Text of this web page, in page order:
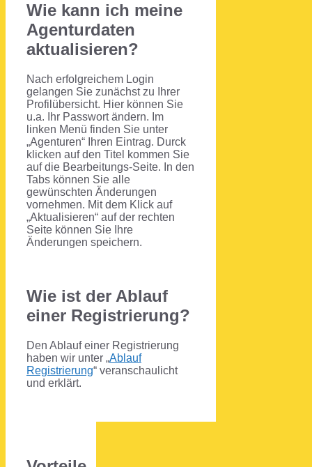
Wie kann ich meine
Agenturdaten
aktualisieren?
Nach erfolgreichem Login
gelangen Sie zunächst zu Ihrer
Profilübersicht. Hier können Sie
u.a. Ihr Passwort ändern. Im
linken Menü finden Sie unter
„Agenturen“ Ihren Eintrag. Durck
klicken auf den Titel kommen Sie
auf die Bearbeitungs-Seite. In den
Tabs können Sie alle
gewünschten Änderungen
vornehmen. Mit dem Klick auf
„Aktualisieren“ auf der rechten
Seite können Sie Ihre
Änderungen speichern.
Wie ist der Ablauf
einer Registrierung?
Den Ablauf einer Registrierung
haben wir unter „Ablauf
Registrierung“ veranschaulicht
und erklärt.